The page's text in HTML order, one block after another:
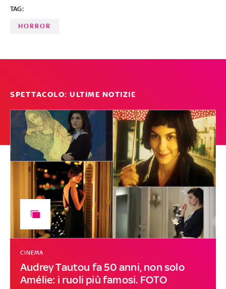
TAG:
HORROR
SPETTACOLO: ULTIME NOTIZIE
Audrey Tautou fa 50 anni, non solo
Amélie: i ruoli più famosi. FOTO
CINEMA